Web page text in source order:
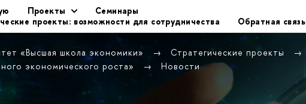
Проекты
Семинары
проекты: возможности для сотрудничества
Обратная связь
«Высшая школа экономики» Стратегические проекты
экономического роста»
Новости